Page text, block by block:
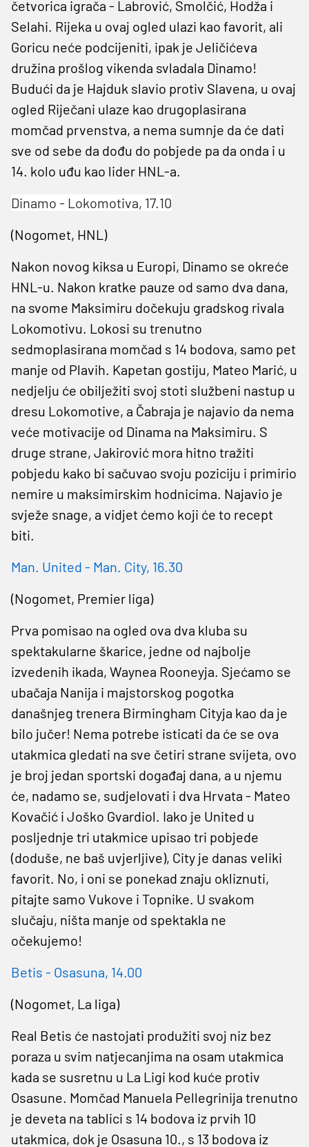
četvorica igrača - Labrović, Smolčić, Hodža i
Selahi. Rijeka u ovaj ogled ulazi kao favorit, ali
Goricu neće podcijeniti, ipak je Jeličićeva
družina prošlog vikenda svladala Dinamo!
Budući da je Hajduk slavio protiv Slavena, u ovaj
ogled Riječani ulaze kao drugoplasirana
momčad prvenstva, a nema sumnje da će dati
sve od sebe da dođu do pobjede pa da onda i u
14. kolo uđu kao lider HNL-a.
Dinamo - Lokomotiva, 17.10
(Nogomet, HNL)
Nakon novog kiksa u Europi, Dinamo se okreće
HNL-u. Nakon kratke pauze od samo dva dana,
na svome Maksimiru dočekuju gradskog rivala
Lokomotivu. Lokosi su trenutno
sedmoplasirana momčad s 14 bodova, samo pet
manje od Plavih. Kapetan gostiju, Mateo Marić, u
nedjelju će obilježiti svoj stoti službeni nastup u
dresu Lokomotive, a Čabraja je najavio da nema
veće motivacije od Dinama na Maksimiru. S
druge strane, Jakirović mora hitno tražiti
pobjedu kako bi sačuvao svoju poziciju i primirio
nemire u maksimirskim hodnicima. Najavio je
svježe snage, a vidjet ćemo koji će to recept
biti.
Man. United - Man. City, 16.30
(Nogomet, Premier liga)
Prva pomisao na ogled ova dva kluba su
spektakularne škarice, jedne od najbolje
izvedenih ikada, Waynea Rooneyja. Sjećamo se
ubačaja Nanija i majstorskog pogotka
današnjeg trenera Birmingham Cityja kao da je
bilo jučer! Nema potrebe isticati da će se ova
utakmica gledati na sve četiri strane svijeta, ovo
je broj jedan sportski događaj dana, a u njemu
će, nadamo se, sudjelovati i dva Hrvata - Mateo
Kovačić i Joško Gvardiol. Iako je United u
posljednje tri utakmice upisao tri pobjede
(doduše, ne baš uvjerljive), City je danas veliki
favorit. No, i oni se ponekad znaju okliznuti,
pitajte samo Vukove i Topnike. U svakom
slučaju, ništa manje od spektakla ne
očekujemo!
Betis - Osasuna, 14.00
(Nogomet, La liga)
Real Betis će nastojati produžiti svoj niz bez
poraza u svim natjecanjima na osam utakmica
kada se susretnu u La Ligi kod kuće protiv
Osasune. Momčad Manuela Pellegrinija trenutno
je deveta na tablici s 14 bodova iz prvih 10
utakmica, dok je Osasuna 10., s 13 bodova iz